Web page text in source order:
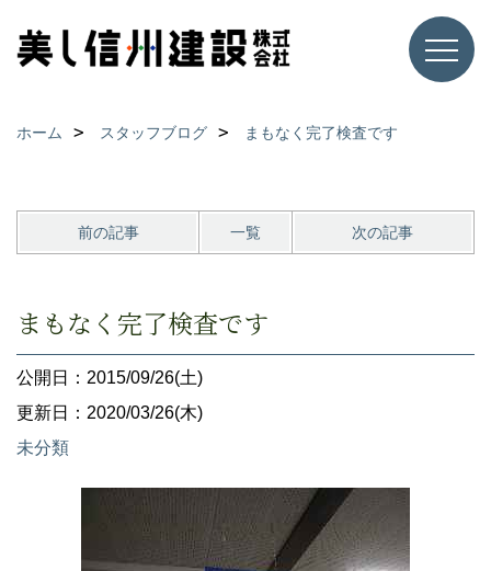
ホーム スタッフブログ まもなく完了検査です
前の記事 一覧 次の記事
まもなく完了検査です
公開日：2015/09/26(土)
更新日：2020/03/26(木)
未分類